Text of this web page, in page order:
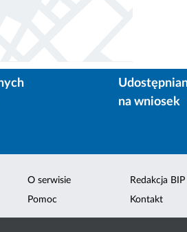
na wniosek
O serwisie
Pomoc
Redakcja
Kontakt